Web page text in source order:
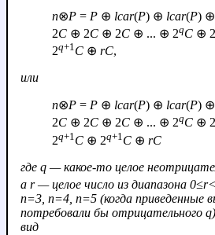
n⊗P = P ⊕ lcar(P) ⊕ lcar(P) ⊕
2C ⊕ 2C ⊕ 2C ⊕ ... ⊕ 2qC ⊕ 2
2q+1 C ⊕ rC,
или
n⊗P = P ⊕ lcar(P) ⊕ lcar(P) ⊕
2C ⊕ 2C ⊕ 2C ⊕ ... ⊕ 2qC ⊕ 2
2q+1 C ⊕ 2q+1 C ⊕ rC
где q — какое-то целое
а r— целое число из диапазона 0≤r
n=3, n=4, n=5 (когда приведенные
потребовали бы отрицательного q
вид